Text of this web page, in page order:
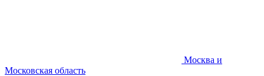
Москва и
Московская область